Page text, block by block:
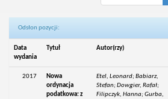
Odsłon pozycji:
Data
wydania
Tytuł Autor(rzy)
2017
Nowa
ordynacja
podatkowa: z
Etel, Leonard; Babiarz,
Stefan; Dowgier, Rafał;
Filipczyk, Hanna; Gurba,